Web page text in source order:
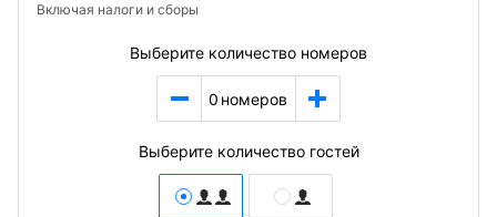
Включая налоги и сборы
Выберите количество номеров
0 номеров
Выберите количество гостей